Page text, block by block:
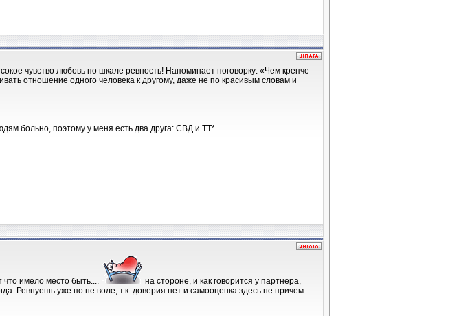
чувство любовь по шкале ревность! Напоминает поговорку: «Чем крепче
отношение одного человека к другому, даже не по красивым словам и
больно, поэтому у меня есть два друга: СВД и ТТ*
что имело место быть....
на стороне, и как говорится у партнера,
Ревнуешь уже по не воле, т.к. доверия нет и самооценка здесь не причем.